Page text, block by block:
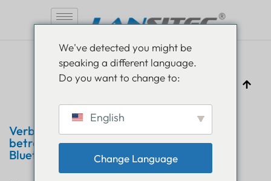
Verbesserung der Altenpflege in
betreuten Wohneinrichtungen mit
Bluetooth-Armband
We've detected you might be
speaking a different language.
Do you want to change to:
English
Change Language